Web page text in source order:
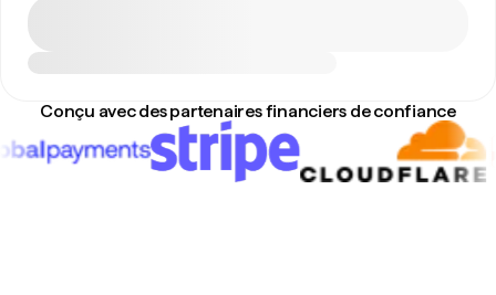
Conçu avec des partenaires financiers de confiance